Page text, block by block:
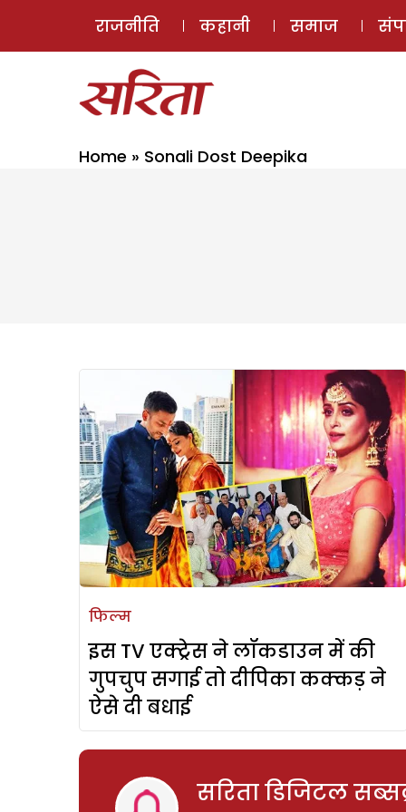
राजनीति कहानी समाज
Home » Sonali Dost Deepika
फिल्म
इस TV एक्ट्रेस ने लॉकडाउन में की
गुपचुप सगाई तो दीपिका कक्कड़ ने
ऐसे दी बधाई
सरिता डिजिटल